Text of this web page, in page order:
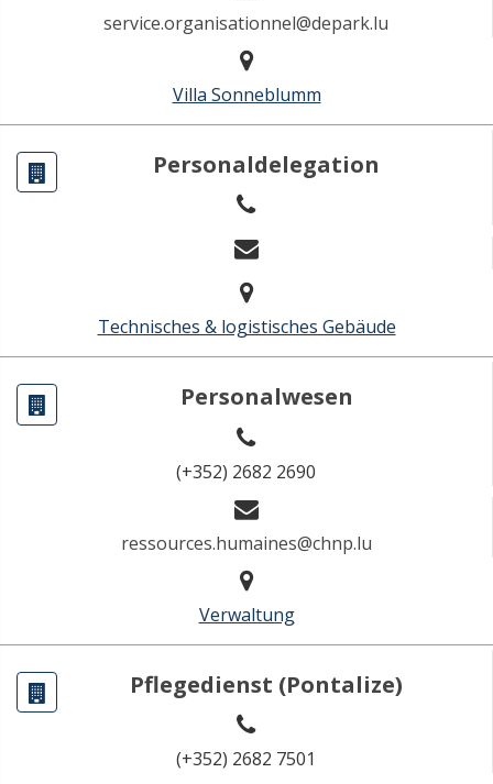
service.organisationnel@depark.lu
Villa Sonneblumm
Personaldelegation
Technisches & logistisches Gebäude
Personalwesen
(+352) 2682 2690
ressources.humaines@chnp.lu
Verwaltung
Pflegedienst (Pontalize)
(+352) 2682 7501